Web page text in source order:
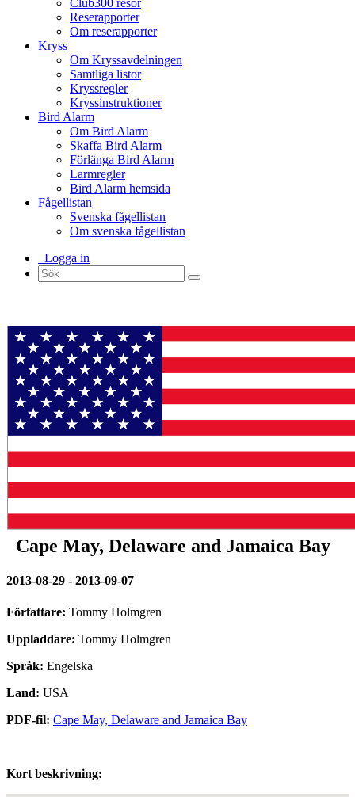
Club300 resor
Reserapporter
Om reserapporter
Kryss
Om Kryssavdelningen
Samtliga listor
Kryssregler
Kryssinstruktioner
Bird Alarm
Om Bird Alarm
Skaffa Bird Alarm
Förlänga Bird Alarm
Larmregler
Bird Alarm hemsida
Fågellistan
Svenska fågellistan
Om svenska fågellistan
Logga in
Cape May, Delaware and Jamaica Bay
2013-08-29 - 2013-09-07
Författare: Tommy Holmgren
Uppladdare: Tommy Holmgren
Språk: Engelska
Land: USA
PDF-fil: Cape May, Delaware and Jamaica Bay
Kort beskrivning: